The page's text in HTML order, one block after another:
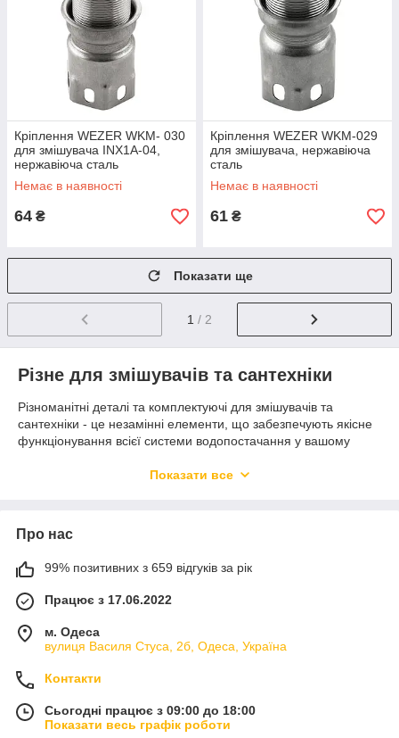
Кріплення WEZER WKM- 030
для змішувача INX1A-04,
нержавіюча сталь
Немає в наявності
64 ₴
Кріплення WEZER WKM-029
для змішувача, нержавіюча
сталь
Немає в наявності
61 ₴
Показати ще
1 / 2
Різне для змішувачів та сантехніки
Різноманітні деталі та комплектуючі для змішувачів та
сантехніки - це незамінні елементи, що забезпечують якісне
функціонування всієї системи водопостачання у вашому
необхідні аксесуари, які стануть в нагоді як під час монтажу,
змішувачів та сантехніки"?
У даній категорії ви знайдете широкий асортимент продукції,
Кріплення для бойлерів. Надійні та міцні кріплення,
які забезпечують безпечну установку бойлера на стіну.
Кріплення для умивальників. Стійкі кріплення, що
попереджаючи можливі зсуви або падіння.
Кріплення для змішувачів. Спеціалізовані кріплення,
які забезпечують стабільність змішувача на будь-якій
Показати все
Про нас
99% позитивних з 659 відгуків за рік
Працює з 17.06.2022
м. Одеса
вулиця Василя Стуса, 2б, Одеса, Україна
Контакти
Сьогодні працює з 09:00 до 18:00
Показати весь графік роботи